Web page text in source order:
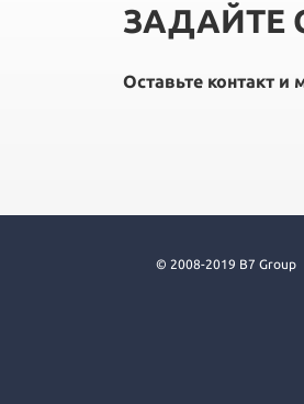
ЗАДАЙТЕ
Оставьте контакт
© 2008-2019 B7 Group